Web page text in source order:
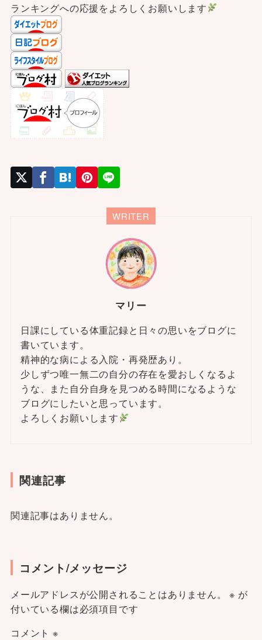
ランキングへの応援をよろしくお願いします
WRITER
マリー
日課にしている体重記録と日々の思いをブログに
書いています。
精神的な病による入院・再発歴あり。
少しずつ唯一無二の自分の存在を愛おしくなるよ
うな、また自分自身を見つめる時間になるような
ブログにしたいと思っています。
よろしくお願いします
関連記事
関連記事はありません。
コメント/メッセージ
メールアドレスが公開されることはありません。 ※ が
付いている欄は必須項目です
コメント ※